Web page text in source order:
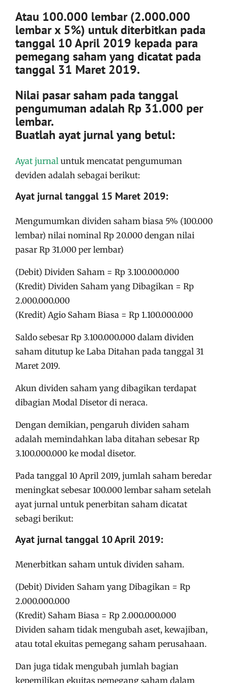
Atau 100.000 lembar (2.000.000
lembar x 5%) untuk diterbitkan pada
tanggal 10 April 2019 kepada para
pemegang saham yang dicatat pada
tanggal 31 Maret 2019.
Nilai pasar saham pada tanggal
pengumuman adalah Rp 31.000 per
lembar.
Buatlah ayat jurnal yang betul:
Ayat jurnal untuk mencatat pengumuman
deviden adalah sebagai berikut:
Ayat jurnal tanggal 15 Maret 2019:
Mengumumkan dividen saham biasa 5% (100.000
lembar) nilai nominal Rp 20.000 dengan nilai
pasar Rp 31.000 per lembar)
(Debit) Dividen Saham = Rp 3.100.000.000
(Kredit) Dividen Saham yang Dibagikan = Rp
2.000.000.000
(Kredit) Agio Saham Biasa = Rp 1.100.000.000
Saldo sebesar Rp 3.100.000.000 dalam dividen
saham ditutup ke Laba Ditahan pada tanggal 31
Maret 2019.
Akun dividen saham yang dibagikan terdapat
dibagian Modal Disetor di neraca.
Dengan demikian, pengaruh dividen saham
adalah memindahkan laba ditahan sebesar Rp
3.100.000.000 ke modal disetor.
Pada tanggal 10 April 2019, jumlah saham beredar
meningkat sebesar 100.000 lembar saham setelah
ayat jurnal untuk penerbitan saham dicatat
sebagi berikut:
Ayat jurnal tanggal 10 April 2019:
Menerbitkan saham untuk dividen saham.
(Debit) Dividen Saham yang Dibagikan = Rp
2.000.000.000
(Kredit) Saham Biasa = Rp 2.000.000.000
Dividen saham tidak mengubah aset, kewajiban,
atau total ekuitas pemegang saham perusahaan.
Dan juga tidak mengubah jumlah bagian
kepemilikan ekuitas pemegang saham dalam